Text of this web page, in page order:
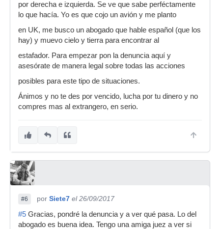
por derecha e izquierda. Se ve que sabe perféctamente
lo que hacía. Yo es que cojo un avión y me planto
en UK, me busco un abogado que hable español (que los
hay) y muevo cielo y tierra para encontrar al
estafador. Para empezar pon la denuncia aquí y
asesórate de manera legal sobre todas las acciones
posibles para este tipo de situaciones.
Ánimos y no te des por vencido, lucha por tu dinero y no
compres mas al extrangero, en serio.
#6 por Siete7 el 26/09/2017
#5 Gracias, pondré la denuncia y a ver qué pasa. Lo del
abogado es buena idea. Tengo una amiga juez a ver si